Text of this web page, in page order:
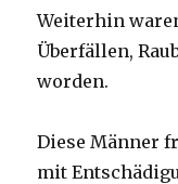
Weiterhin
Überfällen,
worden.
Diese Männer
mit